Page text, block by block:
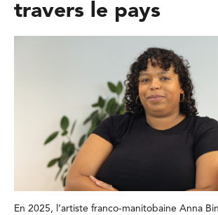
travers le pays
En 2025, l’artiste franco-manitobaine Anna